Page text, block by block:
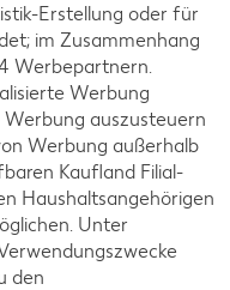
Angebote anzeigen
Erstellung oder für
im Zusammenhang
Werbepartnern.
Werbung
auszusteuern
Werbung außerhalb
Kaufland Filial-
Haushaltsangehörigen
Unter
den